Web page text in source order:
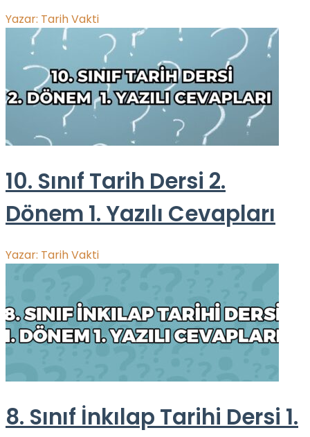
Yazar: Tarih Vakti
10. Sınıf Tarih Dersi 2.
Dönem 1. Yazılı Cevapları
Yazar: Tarih Vakti
8. Sınıf İnkılap Tarihi Dersi 1.